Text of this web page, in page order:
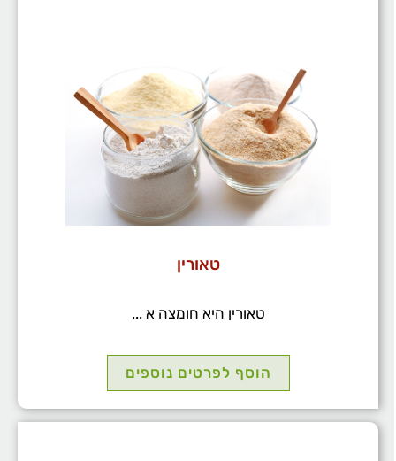
טאורין
טאורין היא חומצה א ...
הוסף לפרטים נוספים